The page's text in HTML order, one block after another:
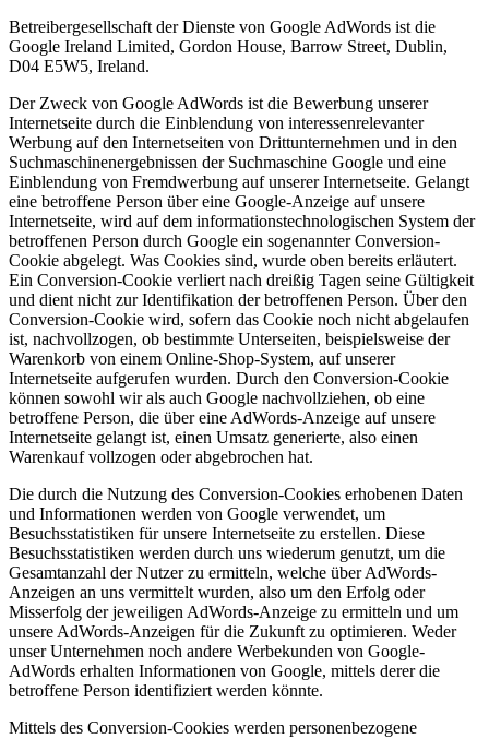
Betreibergesellschaft der Dienste von Google AdWords ist die
Google Ireland Limited, Gordon House, Barrow Street, Dublin,
D04 E5W5, Ireland.
Der Zweck von Google AdWords ist die Bewerbung unserer
Internetseite durch die Einblendung von interessenrelevanter
Werbung auf den Internetseiten von Drittunternehmen und in den
Suchmaschinenergebnissen der Suchmaschine Google und eine
Einblendung von Fremdwerbung auf unserer Internetseite. Gelangt
eine betroffene Person über eine Google-Anzeige auf unsere
Internetseite, wird auf dem informationstechnologischen System der
betroffenen Person durch Google ein sogenannter Conversion-
Cookie abgelegt. Was Cookies sind, wurde oben bereits erläutert.
Ein Conversion-Cookie verliert nach dreißig Tagen seine Gültigkeit
und dient nicht zur Identifikation der betroffenen Person. Über den
Conversion-Cookie wird, sofern das Cookie noch nicht abgelaufen
ist, nachvollzogen, ob bestimmte Unterseiten, beispielsweise der
Warenkorb von einem Online-Shop-System, auf unserer
Internetseite aufgerufen wurden. Durch den Conversion-Cookie
können sowohl wir als auch Google nachvollziehen, ob eine
betroffene Person, die über eine AdWords-Anzeige auf unsere
Internetseite gelangt ist, einen Umsatz generierte, also einen
Warenkauf vollzogen oder abgebrochen hat.
Die durch die Nutzung des Conversion-Cookies erhobenen Daten
und Informationen werden von Google verwendet, um
Besuchsstatistiken für unsere Internetseite zu erstellen. Diese
Besuchsstatistiken werden durch uns wiederum genutzt, um die
Gesamtanzahl der Nutzer zu ermitteln, welche über AdWords-
Anzeigen an uns vermittelt wurden, also um den Erfolg oder
Misserfolg der jeweiligen AdWords-Anzeige zu ermitteln und um
unsere AdWords-Anzeigen für die Zukunft zu optimieren. Weder
unser Unternehmen noch andere Werbekunden von Google-
AdWords erhalten Informationen von Google, mittels derer die
betroffene Person identifiziert werden könnte.
Mittels des Conversion-Cookies werden personenbezogene